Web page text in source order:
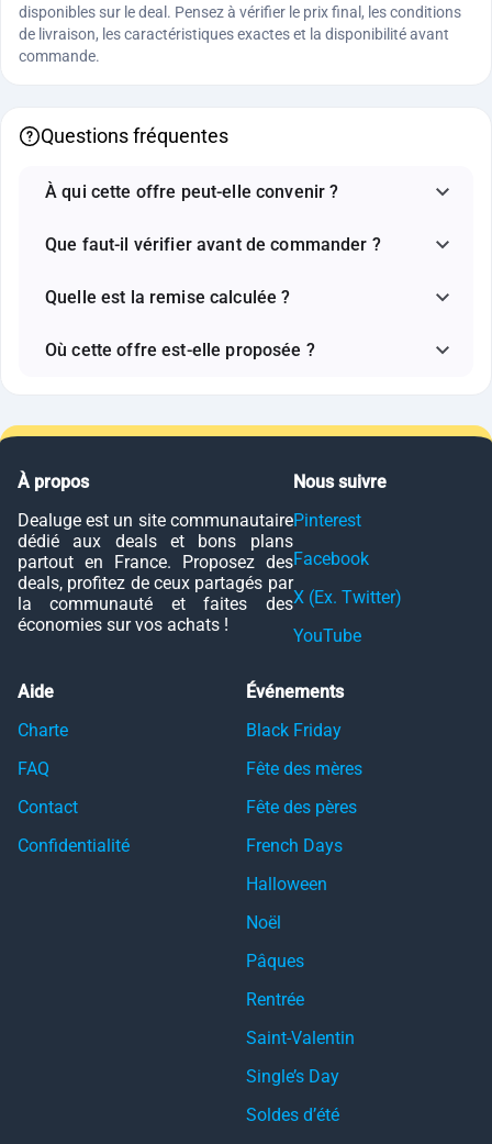
disponibles sur le deal. Pensez à vérifier le prix final, les conditions
de livraison, les caractéristiques exactes et la disponibilité avant
commande.
Questions fréquentes
À qui cette offre peut-elle convenir ?
Que faut-il vérifier avant de commander ?
Quelle est la remise calculée ?
Où cette offre est-elle proposée ?
À propos
Dealuge est un site communautaire
dédié aux deals et bons plans
partout en France. Proposez des
deals, profitez de ceux partagés par
la communauté et faites des
économies sur vos achats !
Nous suivre
Pinterest
Facebook
X (Ex. Twitter)
YouTube
Aide
Charte
FAQ
Contact
Confidentialité
Événements
Black Friday
Fête des mères
Fête des pères
French Days
Halloween
Noël
Pâques
Rentrée
Saint-Valentin
Single’s Day
Soldes d’été